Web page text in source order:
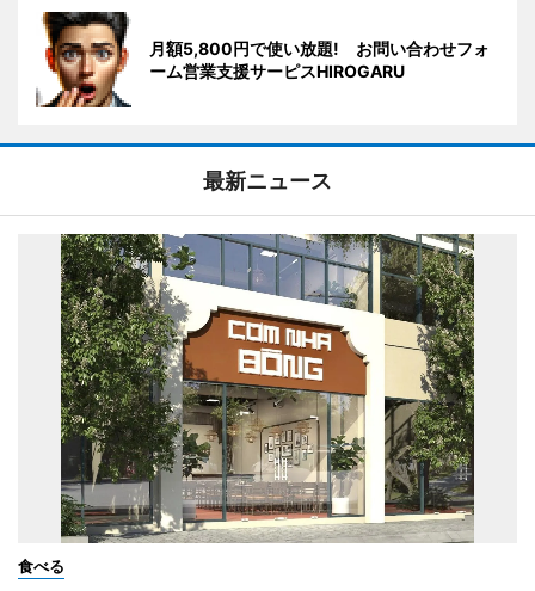
月額5,800円で使い放題! お問い合わせフォ
ーム営業支援サーピスHIROGARU
最新ニュース
食べる